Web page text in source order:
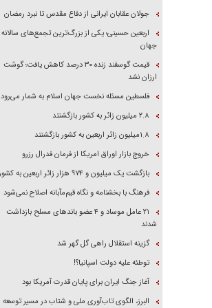
جولان عقابان ایرانی از دفاع مقدس تا نبرد رمضان
اربعین حسینی؛ یکی از بزرگ‌ترین تجمع‌های سالانه
جهان
قیمت گوسفند زنده ۳۰ درصد کاهش یافت؛ گوشت
ارزان نشد
فلسطین مسئله نخست جهان اسلام به شمار می‌رود
۲.۸ میلیون زائر به کشور بازگشتند
۱.۸میلیون زائر اربعین به کشور بازگشتند
خروج بازار اوراق امریکا از فرمان فدرال رزرو
بازگشت یک میلیون و ۹۷۴ هزار زائر اربعین به کشور
فرهنگ با بخشنامه و نگاه قیم‌مآبانه اصلاح نمی‌شود
۲۱ عامل موساد و ۴ عضو باند‌های مسلح بازداشت
شدند
گزینه استقلال راهی گل گهر شد
توطئه علیه دولت اسپانیا؟!
آغاز جنگ ایران برای پایان قدرت آمریکا بود
البرز، الگوی تاب‌آوری ملی و شتاب در مسیر توسعه